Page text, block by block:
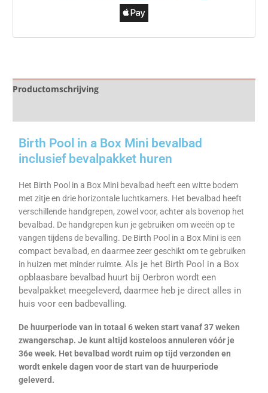
Productomschrijving
Birth Pool in a Box Mini bevalbad
inclusief bevalpakket huren
Het Birth Pool in a Box Mini bevalbad heeft een witte bodem
met zitje en drie horizontale luchtkamers. Het bevalbad heeft
verschillende handgrepen, zowel voor, achter als bovenop het
bevalbad. De handgrepen kun je gebruiken om weeën op te
vangen tijdens de bevalling. De Birth Pool in a Box Mini is een
compact bevalbad, en daarmee zeer geschikt om te gebruiken
in huizen met minder ruimte.Als je het Birth Pool in a Box
opblaasbare bevalbad huurt bij Oerbron wordt een
bevalpakket meegeleverd, daarmee heb je direct alles in
huis voor een badbevalling.
De huurperiode van in totaal 6 weken start vanaf 37 weken
zwangerschap. Je kunt altijd kosteloos annuleren vóór je
36e week. Het bevalbad wordt ruim op tijd verzonden en
wordt enkele dagen voor de start van de huurperiode
geleverd.